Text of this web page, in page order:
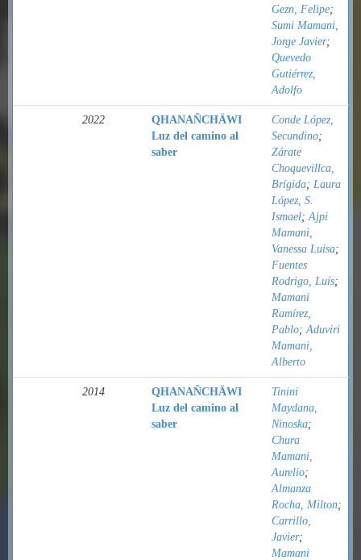
Gezn, Felipe;
Sumi Mamani,
Jorge Javier;
Quevedo
Gutiérrez,
Adolfo
2022
QHANAÑCHÄWI
Luz del camino al
saber
Conde López,
Secundino;
Zárate
Choquevillca,
Brígida; Laura
López, S.
Ismael;Ajpi
Mamani,
Vanessa Luisa;
Fuentes
Rodrigo, Luís;
Mamani
Ramírez,
Pablo;Aduviri
Mamani,
Alberto
2014
QHANAÑCHÄWI
Luz del camino al
saber
Tinini
Maydana,
Ninoska;
Chura
Mamani,
Aurelio;
Almanza
Rocha, Milton;
Carrillo,
Javier;
Mamani